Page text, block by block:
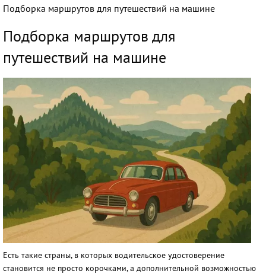
Памятки
Календарь
Статьи
Подборка маршрутов для путешествий на машине
Подборка маршрутов для
путешествий на машине
Есть такие страны, в которых водительское удостоверение
становится не просто корочками, а дополнительной возможностью